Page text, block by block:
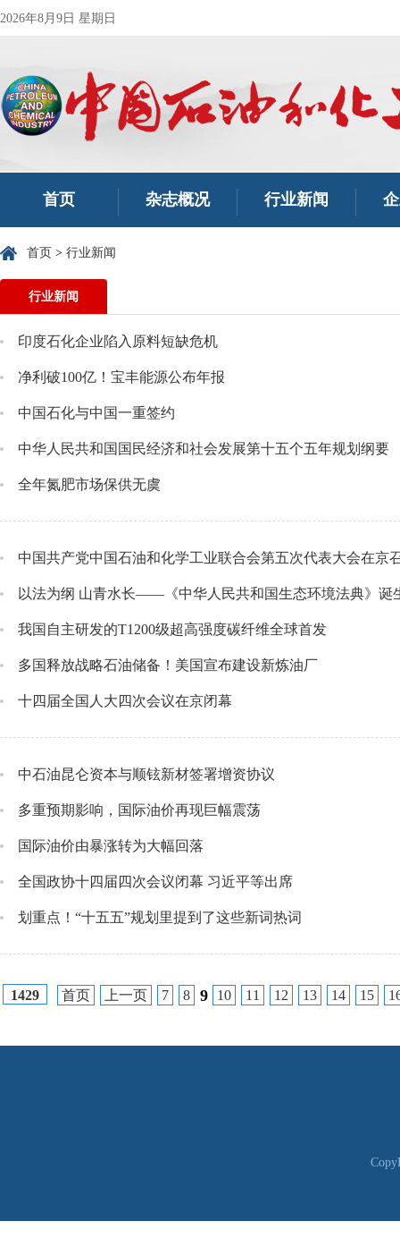
2026年8月9日 星期日
首页 杂志概况 行业新闻
首页 > 行业新闻
行业新闻
印度石化企业陷入原料短缺危机
净利破100亿！宝丰能源公布年报
中国石化与中国一重签约
中华人民共和国国民经济和社会发展第十五个五年规划纲要
全年氮肥市场保供无虞
中国共产党中国石油和化学工业联合会第五次代表大会在京
以法为纲 山青水长——《中华人民共和国生态环境法典》诞
我国自主研发的T1200级超高强度碳纤维全球首发
多国释放战略石油储备！美国宣布建设新炼油厂
十四届全国人大四次会议在京闭幕
中石油昆仑资本与顺铉新材签署增资协议
多重预期影响，国际油价再现巨幅震荡
国际油价由暴涨转为大幅回落
全国政协十四届四次会议闭幕 习近平等出席
划重点！“十五五”规划里提到了这些新词热词
1429 首页 上一页 7 8 9 10 11 12 13 14 15